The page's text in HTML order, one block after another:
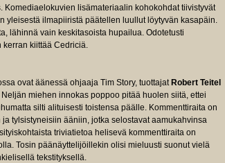
Komediaelokuvien lisämateriaalin kohokohdat tiivistyvät
yleisestä ilmapiiristä päätellen luullut löytyvän kasapäin.
lähinnä vain keskitasoista hupailua. Odotetusti
kerran kiittää Cedriciä.
ovat äänessä ohjaaja Tim Story, tuottajat Robert Teitel
Neljän miehen innokas poppoo pitää huolen siitä, ettei
silti alituisesti toistensa päälle. Kommenttiraita on
tylsistyneisiin ääniin, jotka selostavat aamukahvinsa
triviatietoa helisevä kommenttiraita on
Tosin päänäyttelijöillekin olisi mieluusti suonut vielä
tekstityksellä.